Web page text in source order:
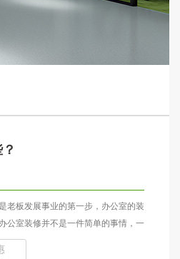
老板发展事业的第一步，办公室的装
公室装修并不是一件简单的事情，一